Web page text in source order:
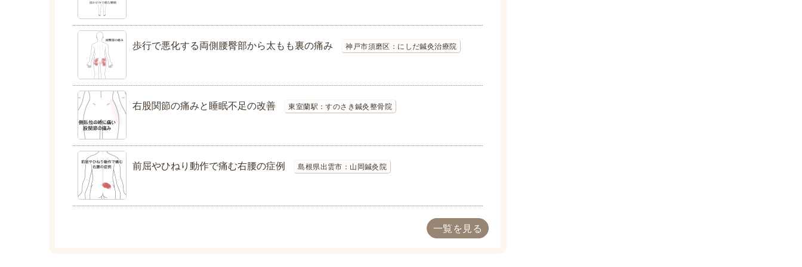
歩行で悪化する両側腰臀部から太もも裏の痛み 神戸市須磨区：にしだ鍼灸治療院
右股関節の痛みと睡眠不足の改善 東室蘭駅：すのさき鍼灸整骨院
前屈やひねり動作で痛む右腰の症例 島根県出雲市：山岡鍼灸院
一覧を見る